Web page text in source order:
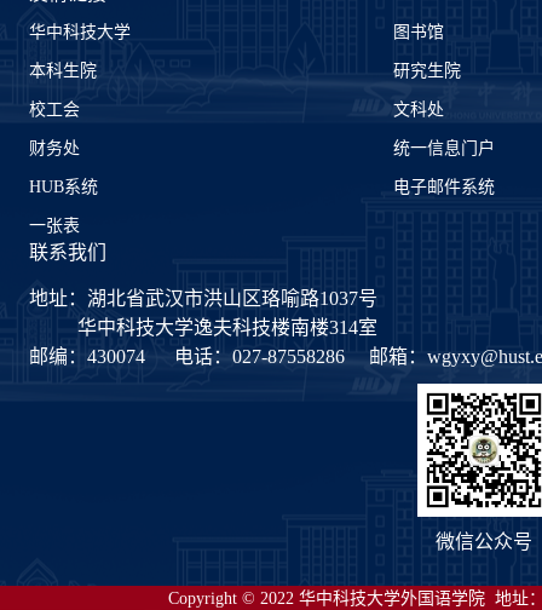
华中科技大学 图书馆
本科生院 研究生院
校工会 文科处
财务处 统一信息门户
HUB系统 电子邮件系统
一张表
联系我们
地址：湖北省武汉市洪山区珞喻路1037号
华中科技大学逸夫科技楼南楼314室
邮编：430074
电话：027-87558286 邮箱：
微信公众号
Copyright © 2022 华中科技大学外国语学院 地址